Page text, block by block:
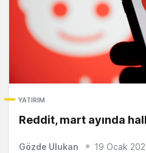
YATIRIM
Reddit, mart ayında
Gözde Ulukan 19 Ocak